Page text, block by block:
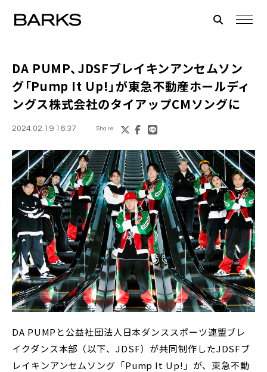
DA PUMP、JDSFブレイキンアンセムソン
グ「Pump It Up!」が東急不動産ホールディ
ングス株式会社のタイアップCMソングに
2024.02.19 16:37 Share
DA PUMPと公益社団法人日本ダンススポーツ連盟ブレ
イクダンス本部（以下、JDSF）が共同制作したJDSFブ
レイキンアンセムソング「Pump It Up!」が、東急不動